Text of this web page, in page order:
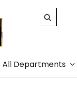
All Departments